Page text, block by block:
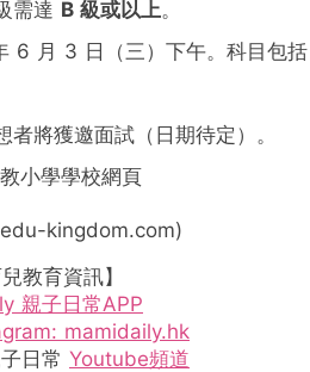
需達 B 級或以上。
6 月 3 日（三）下午。科目包括
者將獲邀面試（日期待定）。
小學學校網頁
edu-kingdom.com)
教育資訊】
親子日常APP
mamidaily.hk
日常 Youtube頻道